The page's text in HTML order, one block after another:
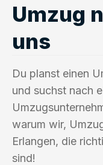
Umzug
uns
Du planst einen
und suchst nach
warum wir,
Erlangen, die
sind!